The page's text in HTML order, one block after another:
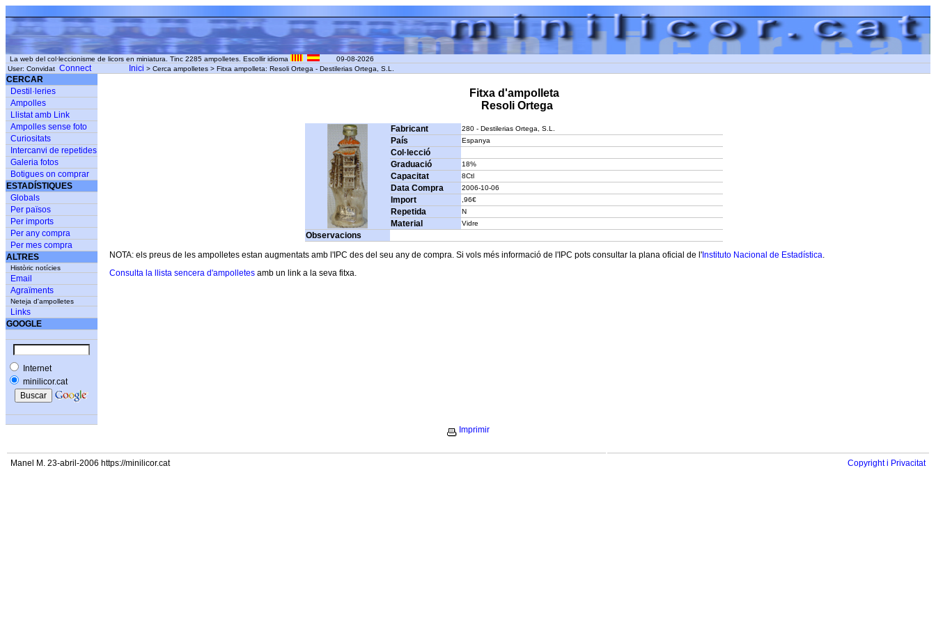
La web del col·leccionisme de licors en miniatura. Tinc 2285 ampolletes. Escollir idioma
09-08-2026
User: Convidat Connect Inici > Cerca ampolletes > Fitxa ampolleta: Resoli Ortega - Destilerias Ortega, S.L.
CERCAR
Destil·leries
Ampolles
Llistat amb Link
Ampolles sense foto
Curiositats
Intercanvi de repetides
Galeria fotos
Botigues on comprar
ESTADÍSTIQUES
Globals
Per països
Per imports
Per any compra
Per mes compra
ALTRES
Històric notícies
Email
Agraïments
Neteja d'ampolletes
Links
GOOGLE
Internet
minilicor.cat
Fitxa d'ampolleta
Resoli Ortega
Fabricant 280 - Destilerias Ortega, S.L.
País Espanya
Col·lecció
Graduació
18%
Capacitat 8Ctl
Data Compra 2006-10-06
Import ,96€
Repetida N
Material Vidre
Observacions
NOTA: els preus de les ampolletes estan augmentats amb l'IPC des del seu any de compra. Si vols més informació de l'IPC pots consultar la plana oficial de l' Instituto Nacional de Estadística.
Consulta la llista sencera d'ampolletes amb un link a la seva fitxa.
Imprimir
Manel M. 23-abril-2006 https://minilicor.cat Copyright i Privacitat